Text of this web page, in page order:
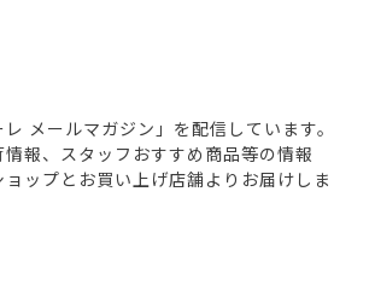
レ メールマガジン」を配信しています。
報、スタッフおすすめ商品等の情報
ップとお買い上げ店舗よりお届けしま